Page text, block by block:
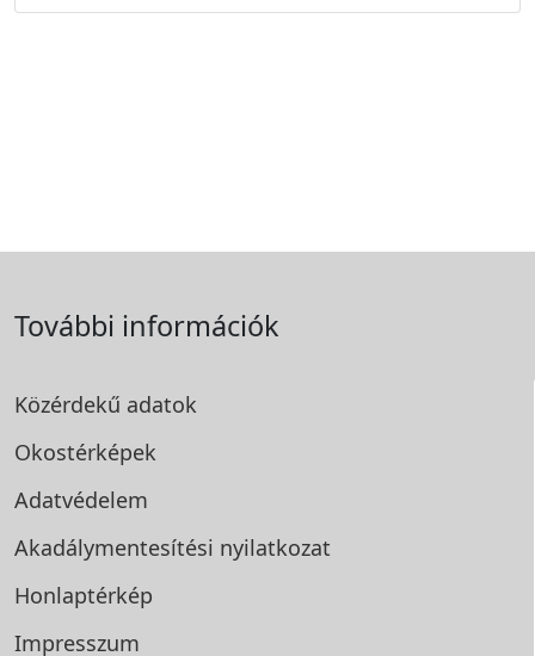
További információk
Közérdekű adatok
Okostérképek
Adatvédelem
Akadálymentesítési nyilatkozat
Honlaptérkép
Impresszum